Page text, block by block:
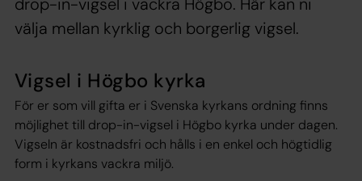
välja mellan kyrklig och borgerlig vigsel.
Vigsel i Högbo kyrka
För er som vill gifta er i Svenska kyrkans ordning finns
möjlighet till drop-in-vigsel i Högbo kyrka under dagen.
Vigseln är kostnadsfri och hålls i en enkel och högtidlig
form i kyrkans vackra miljö.